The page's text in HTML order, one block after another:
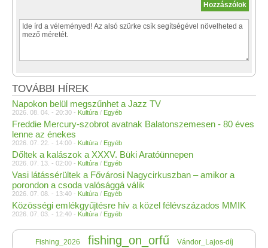
TOVÁBBI HÍREK
Napokon belül megszűnhet a Jazz TV
2026. 08. 04. - 20:30 - Kultúra / Egyéb
Freddie Mercury-szobrot avatnak Balatonszemesen - 80 éves
lenne az énekes
2026. 07. 22. - 14:00 - Kultúra / Egyéb
Dőltek a kalászok a XXXV. Büki Aratóünnepen
2026. 07. 13. - 02:00 - Kultúra / Egyéb
Vasi látássérültek a Fővárosi Nagycirkuszban – amikor a
porondon a csoda valósággá válik
2026. 07. 08. - 13:40 - Kultúra / Egyéb
Közösségi emlékgyűjtésre hív a közel félévszázados MMIK
2026. 07. 03. - 12:40 - Kultúra / Egyéb
Fishing_2026 fishing_on_orfű Vándor_Lajos-díj